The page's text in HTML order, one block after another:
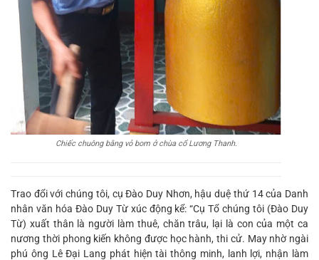
Chiếc chuông bằng vỏ bom ở chùa cổ Lương Thanh.
Trao đổi với chúng tôi, cụ Đào Duy Nhơn, hậu duệ thứ 14 của Danh
nhân văn hóa Đào Duy Từ xúc động kể: “Cụ Tổ chúng tôi (Đào Duy
Từ) xuất thân là người làm thuê, chăn trâu, lại là con của một ca
nương thời phong kiến không được học hành, thi cử. May nhờ ngài
phú ông Lê Đại Lang phát hiện tài thông minh, lanh lợi, nhận làm